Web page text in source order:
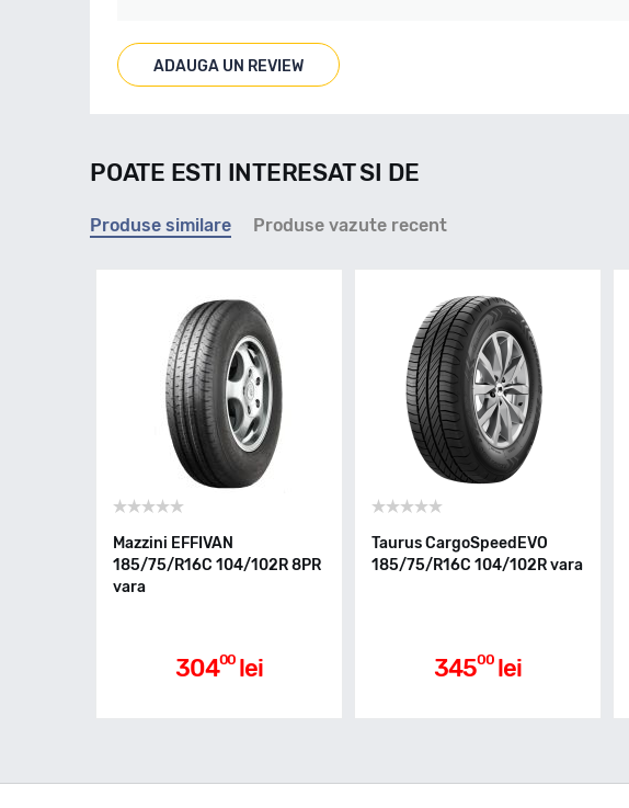
ADAUGA UN REVIEW
POATE ESTI INTERESAT SI DE
Produse similare Produse vazute recent
Mazzini EFFIVAN
185/75/R16C 104/102R 8PR
vara
30400 lei
Taurus CargoSpeedEVO
185/75/R16C 104/102R vara
34500 lei